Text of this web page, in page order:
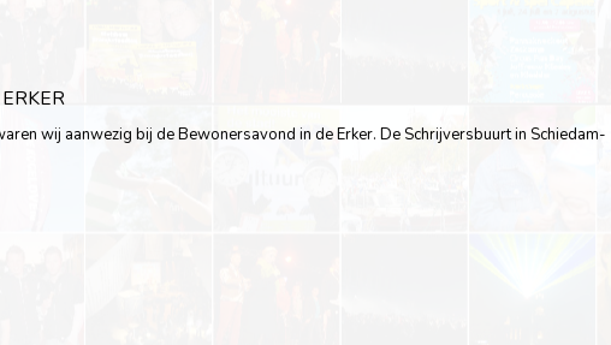
wij aanwezig bij de Bewonersavond in de Erker. De Schrijversbuurt in Schiedam-